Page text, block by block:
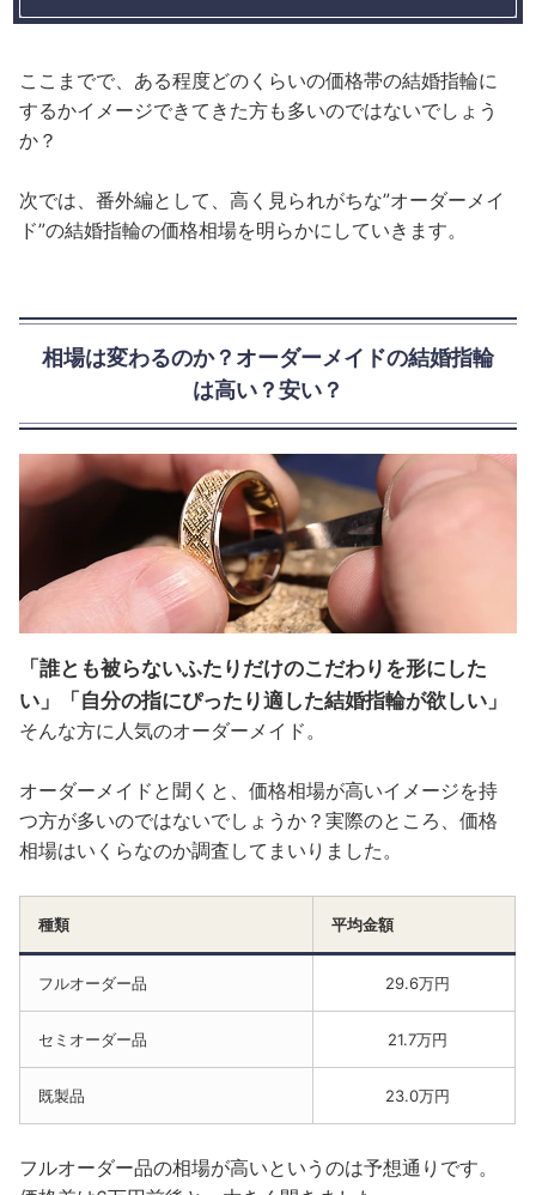
ここまでで、ある程度どのくらいの価格帯の結婚指輪に
するかイメージできてきた方も多いのではないでしょう
か？
次では、番外編として、高く見られがちな”オーダーメイ
ド”の結婚指輪の価格相場を明らかにしていきます。
相場は変わるのか？オーダーメイドの結婚指輪
は高い？安い？
「誰とも被らないふたりだけのこだわりを形にした
い」「自分の指にぴったり適した結婚指輪が欲しい」
そんな方に人気のオーダーメイド。
オーダーメイドと聞くと、価格相場が高いイメージを持
つ方が多いのではないでしょうか？実際のところ、価格
相場はいくらなのか調査してまいりました。
種類 平均金額
フルオーダー品 29.6万円
セミオーダー品 21.7万円
既製品 23.0万円
フルオーダー品の相場が高いというのは予想通りです。